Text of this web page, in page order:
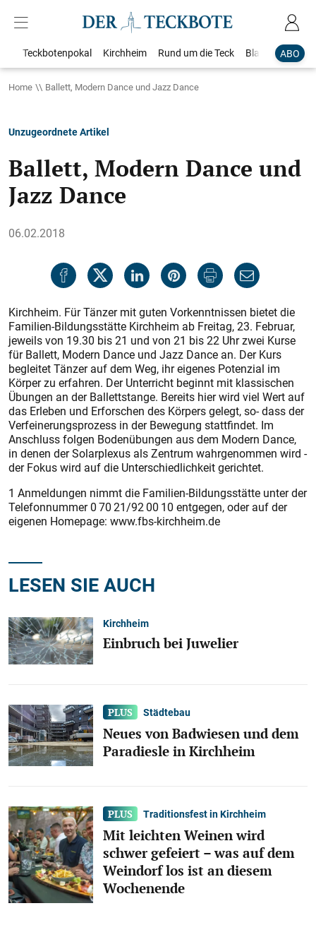
ABO
Teckbotenpokal Kirchheim Rund um die Teck Blaulicht
Home Ballett, Modern Dance und Jazz Dance
Unzugeordnete Artikel
Ballett, Modern Dance und
Jazz Dance
06.02.2018
Kirchheim. Für Tänzer mit guten Vorkenntnissen bietet die
Familien-Bildungsstätte Kirchheim ab Freitag, 23. Februar,
jeweils von 19.30 bis 21 und von 21 bis 22 Uhr zwei Kurse
für Ballett, Modern Dance und Jazz Dance an. Der Kurs
begleitet Tänzer auf dem Weg, ihr eigenes Potenzial im
Körper zu erfahren. Der Unterricht beginnt mit klassischen
Übungen an der Ballettstange. Bereits hier wird viel Wert auf
das Erleben und Erforschen des Körpers gelegt, so- dass der
Verfeinerungsprozess in der Bewegung stattfindet. Im
Anschluss folgen Bodenübungen aus dem Modern Dance,
in denen der Solarplexus als Zentrum wahrgenommen wird -
der Fokus wird auf die Unterschiedlichkeit gerichtet.
1 Anmeldungen nimmt die Familien-Bildungsstätte unter der
Telefonnummer 0 70 21/92 00 10 entgegen, oder auf der
eigenen Homepage: www.fbs-kirchheim.de
LESEN SIE AUCH
Kirchheim
Einbruch bei Juwelier
Städtebau
Neues von Badwiesen und dem
Paradiesle in Kirchheim
Traditionsfest in Kirchheim
Mit leichten Weinen wird
schwer gefeiert – was auf dem
Weindorf los ist an diesem
Wochenende